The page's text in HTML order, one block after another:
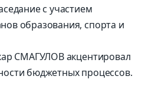
с участием
образования, спорта и
СМАГУЛОВ акцентировал
бюджетных процессов.